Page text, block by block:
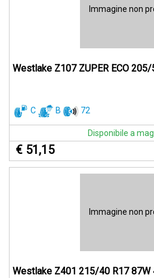
Immagine non
Westlake Z107 ZUPER ECO
C B 72
Disponibile a
€ 51,15
Immagine non
Westlake Z401 215/40 R17 87W